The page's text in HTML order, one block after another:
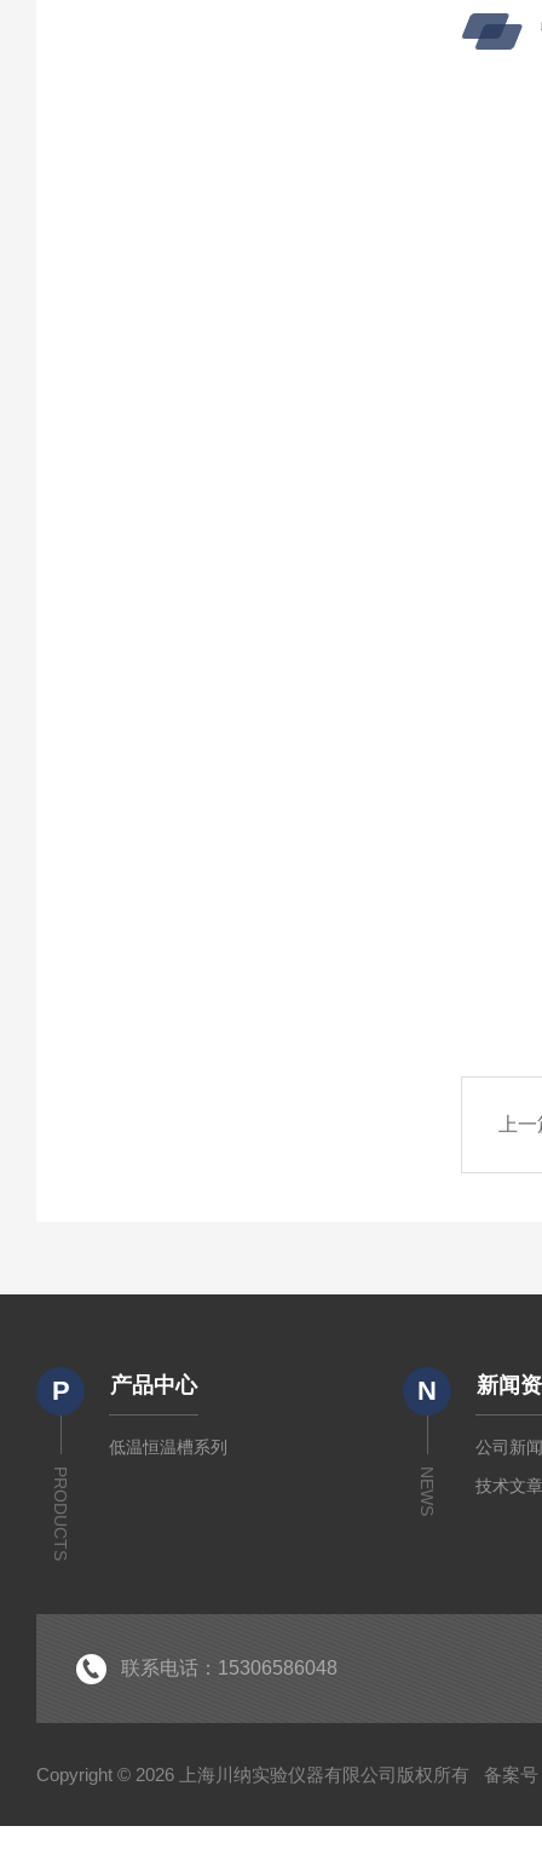
上
P
PRODUCTS
产品中心
低温恒温槽系列
N
NEWS
新闻
公司新
技术文
联系电话：15306586048
Copyright © 2026 上海川纳实验仪器有限公司版权所有 备案号